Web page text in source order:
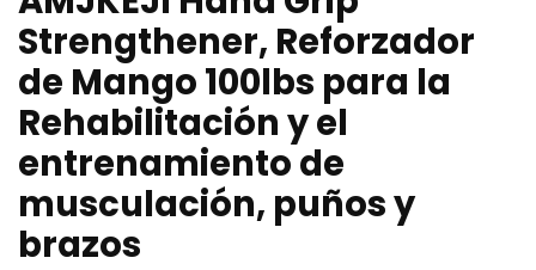
Strengthener, Reforzador
de Mango 100lbs para la
Rehabilitación y el
entrenamiento de
musculación, puños y
brazos